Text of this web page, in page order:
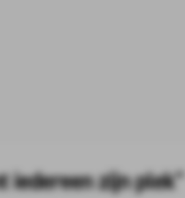
iedereen zijn plek"